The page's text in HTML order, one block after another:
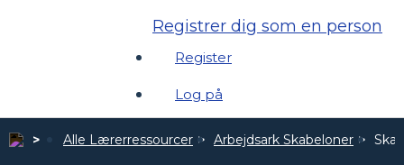
Registrer dig som en person
Register
Log på
Alle Lærerressourcer Arbejdsark Skabeloner